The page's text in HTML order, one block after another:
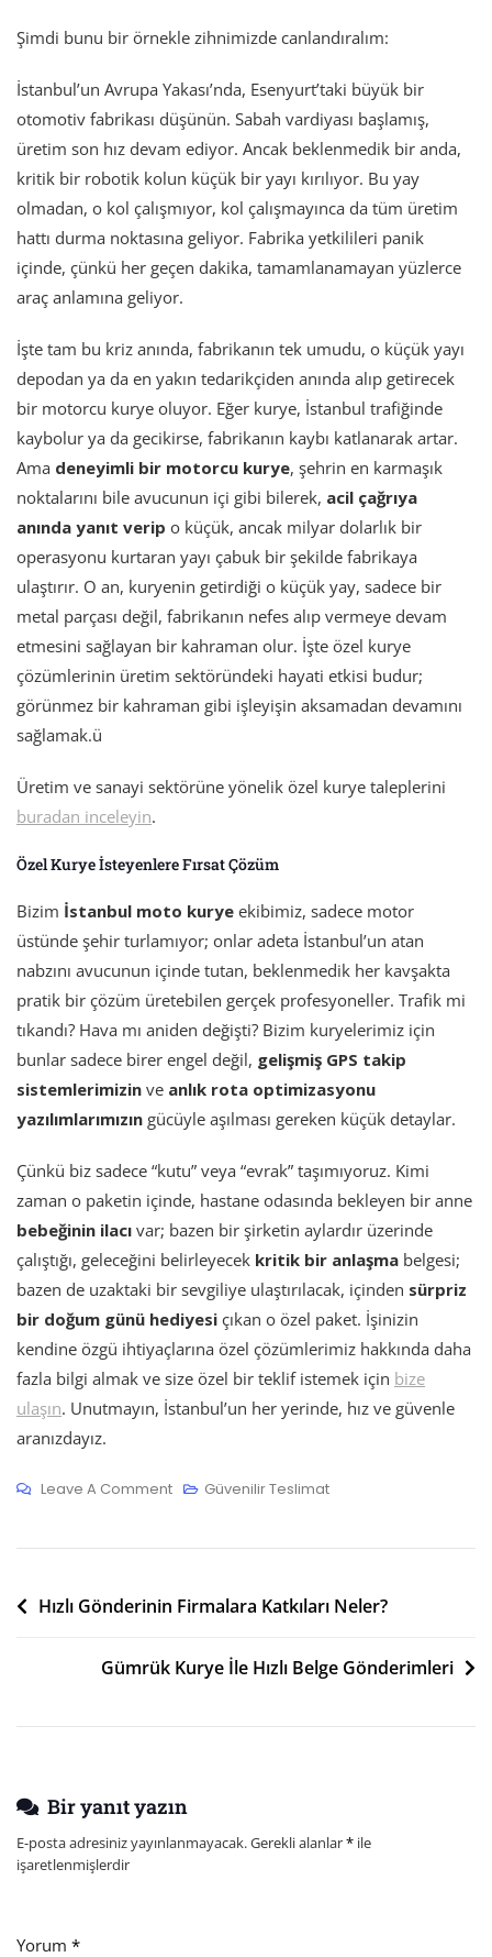
Şimdi bunu bir örnekle zihnimizde canlandıralım:
İstanbul’un Avrupa Yakası’nda, Esenyurt’taki büyük bir
otomotiv fabrikası düşünün. Sabah vardiyası başlamış,
üretim son hız devam ediyor. Ancak beklenmedik bir anda,
kritik bir robotik kolun küçük bir yayı kırılıyor. Bu yay
olmadan, o kol çalışmıyor, kol çalışmayınca da tüm üretim
hattı durma noktasına geliyor. Fabrika yetkilileri panik
içinde, çünkü her geçen dakika, tamamlanamayan yüzlerce
araç anlamına geliyor.
İşte tam bu kriz anında, fabrikanın tek umudu, o küçük yayı
depodan ya da en yakın tedarikçiden anında alıp getirecek
bir motorcu kurye oluyor. Eğer kurye, İstanbul trafiğinde
kaybolur ya da gecikirse, fabrikanın kaybı katlanarak artar.
Ama deneyimli bir motorcu kurye, şehrin en karmaşık
noktalarını bile avucunun içi gibi bilerek, acil çağrıya
anında yanıt verip o küçük, ancak milyar dolarlık bir
operasyonu kurtaran yayı çabuk bir şekilde fabrikaya
ulaştırır. O an, kuryenin getirdiği o küçük yay, sadece bir
metal parçası değil, fabrikanın nefes alıp vermeye devam
etmesini sağlayan bir kahraman olur. İşte özel kurye
çözümlerinin üretim sektöründeki hayati etkisi budur;
görünmez bir kahraman gibi işleyişin aksamadan devamını
sağlamak.ü
Üretim ve sanayi sektörüne yönelik özel kurye taleplerini
buradan inceleyin.
Özel Kurye İsteyenlere Fırsat Çözüm
Bizim İstanbul moto kurye ekibimiz, sadece motor
üstünde şehir turlamıyor; onlar adeta İstanbul’un atan
nabzını avucunun içinde tutan, beklenmedik her kavşakta
pratik bir çözüm üretebilen gerçek profesyoneller. Trafik mi
tıkandı? Hava mı aniden değişti? Bizim kuryelerimiz için
bunlar sadece birer engel değil, gelişmiş GPS takip
sistemlerimizin ve anlık rota optimizasyonu
yazılımlarımızın gücüyle aşılması gereken küçük detaylar.
Çünkü biz sadece “kutu” veya “evrak” taşımıyoruz. Kimi
zaman o paketin içinde, hastane odasında bekleyen bir anne
bebeğinin ilacı var; bazen bir şirketin aylardır üzerinde
çalıştığı, geleceğini belirleyecek kritik bir anlaşma belgesi;
bazen de uzaktaki bir sevgiliye ulaştırılacak, içinden sürpriz
bir doğum günü hediyesi çıkan o özel paket. İşinizin
kendine özgü ihtiyaçlarına özel çözümlerimiz hakkında daha
fazla bilgi almak ve size özel bir teklif istemek için bize
ulaşın. Unutmayın, İstanbul’un her yerinde, hız ve güvenle
aranızdayız.
Leave A CommentOn
Kurye
Ve
Etkisi
Güvenilir Teslimat
YazıHızlı Gönderinin Firmalara Katkıları Neler?
Gümrük Kurye İle Hızlı Belge Gönderimleri
Bir yanıt yazın
E-posta adresiniz yayınlanmayacak.Gerekli alanlar* ile
işaretlenmişlerdir
Yorum *